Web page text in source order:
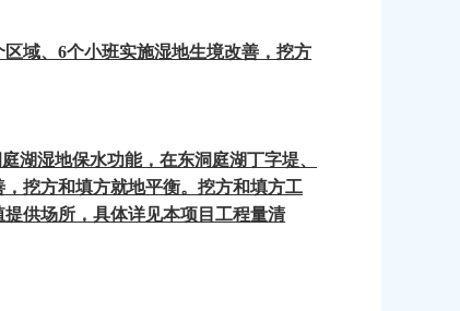
区域、6个小班实施湿地生境改善，挖方
庭湖湿地保水功能，在东洞庭湖丁字堤、
挖方和填方就地平衡。挖方和填方工
供场所，具体详见本项目工程量清